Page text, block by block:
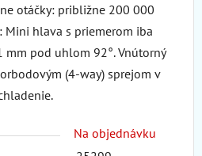
otáčky: približne 200 000
Mini hlava s priemerom iba
mm pod uhlom 92°. Vnútorný
(4-way) sprejom v
Na objednávku